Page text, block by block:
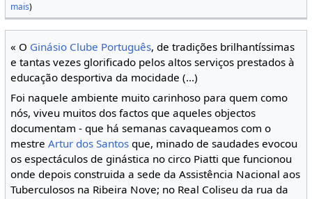
mais)
« O Ginásio Clube Português, de tradições brilhantíssimas
e tantas vezes glorificado pelos altos serviços prestados à
educação desportiva da mocidade (...)
Foi naquele ambiente muito carinhoso para quem como
nós, viveu muitos dos factos que aqueles objectos
documentam - que há semanas cavaqueamos com o
mestreArtur dos Santos que, minado de saudades evocou
os espectáculos de ginástica no circo Piatti que funcionou
onde depois construida a sede da Assistência Nacional aos
Tuberculosos na Ribeira Nove; no Real Coliseu da rua da